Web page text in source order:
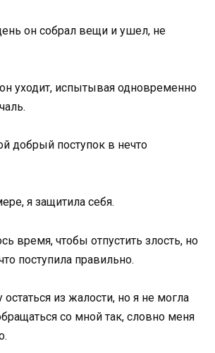
он собрал вещи и ушел, не
уходит, испытывая одновременно
добрый поступок в нечто
я защитила себя.
время, чтобы отпустить злость, но
поступила правильно.
из жалости, но я не могла
со мной так, словно меня